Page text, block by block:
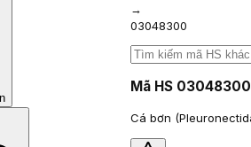
→
03048300
Mã HS 03048300
Cá bơn